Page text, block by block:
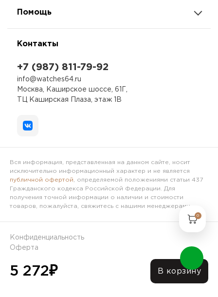
5 272₽ В корзину
Помощь
Контакты
+7 (987) 811-79-92
info@watches64.ru
Москва, Каширское шоссе, 61Г,
ТЦ Каширская Плаза, этаж 1В
Вся информация, представленная на данном сайте, носит
исключительно информационный характер и не является
публичной офертой , определяемой положениями статьи 437
Гражданского кодекса Российской Федерации. Для
получения точной информации о наличии и стоимости
товаров, пожалуйста, свяжитесь с нашими менеджерами.
© 2025 Интернет-магазин Часы64.ру
Конфиденциальность
Оферта
0